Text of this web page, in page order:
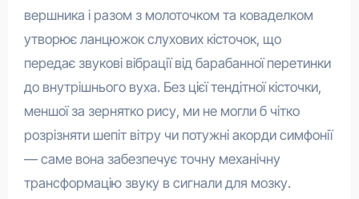
вершника і разом з молоточком та коваделком
утворює ланцюжок слухових кісточок, що
передає звукові вібрації від барабанної перетинки
до внутрішнього вуха. Без цієї тендітної кісточки,
меншої за зернятко рису, ми не могли б чітко
розрізняти шепіт вітру чи потужні акорди симфонії
— саме вона забезпечує точну механічну
трансформацію звуку в сигнали для мозку.